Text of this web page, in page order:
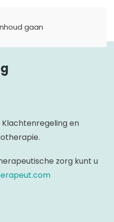
gaan
Klachtenregeling en
zorg kunt u